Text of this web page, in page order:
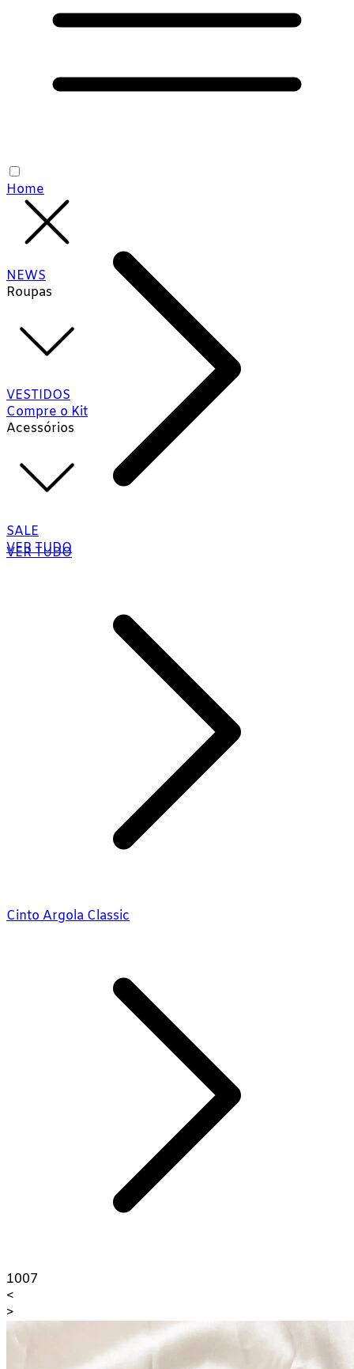
NEWS
Roupas
VESTIDOS
Compre o Kit
Acessórios
SALE
VER TUDO
Home
VER TUDO
Cinto Argola Classic
1007
<
>